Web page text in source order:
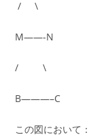
/ \
M——-N
/ \
B———–C
この図において：